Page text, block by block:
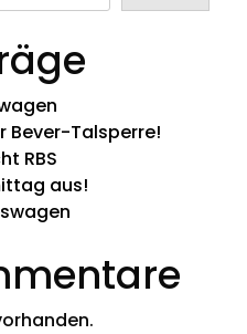
Bever-Talsperre!
RBS
aus!